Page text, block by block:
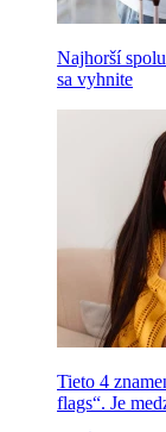
Najhorší
sa vyhnite
Tieto 4
flags“. Je